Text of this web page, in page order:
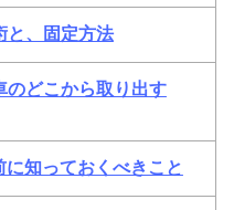
と、固定方法
のどこから取り出す
知っておくべきこと